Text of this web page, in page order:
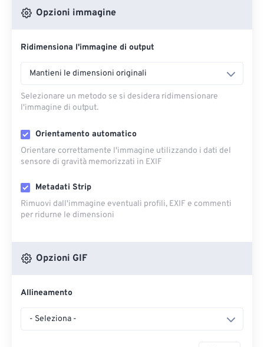
Opzioni immagine
Ridimensiona l'immagine di output
Mantieni le dimensioni originali
Selezionare un metodo se si desidera ridimensionare
l'immagine di output.
Orientamento automatico
Orientare correttamente l'immagine utilizzando i dati del
sensore di gravità memorizzati in EXIF
Metadati Strip
Rimuovi dall'immagine eventuali profili, EXIF ​​e commenti
per ridurne le dimensioni
Opzioni GIF
Allineamento
- Seleziona -